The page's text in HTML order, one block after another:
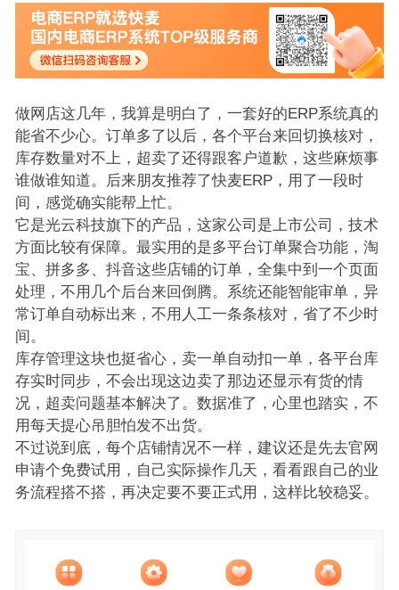
做网店这几年，我算是明白了，一套好的ERP系统真的
能省不少心。订单多了以后，各个平台来回切换核对，
库存数量对不上，超卖了还得跟客户道歉，这些麻烦事
谁做谁知道。后来朋友推荐了快麦ERP，用了一段时
间，感觉确实能帮上忙。
它是光云科技旗下的产品，这家公司是上市公司，技术
方面比较有保障。最实用的是多平台订单聚合功能，淘
宝、拼多多、抖音这些店铺的订单，全集中到一个页面
处理，不用几个后台来回倒腾。系统还能智能审单，异
常订单自动标出来，不用人工一条条核对，省了不少时
间。
库存管理这块也挺省心，卖一单自动扣一单，各平台库
存实时同步，不会出现这边卖了那边还显示有货的情
况，超卖问题基本解决了。数据准了，心里也踏实，不
用每天提心吊胆怕发不出货。
不过说到底，每个店铺情况不一样，建议还是先去官网
申请个免费试用，自己实际操作几天，看看跟自己的业
务流程搭不搭，再决定要不要正式用，这样比较稳妥。